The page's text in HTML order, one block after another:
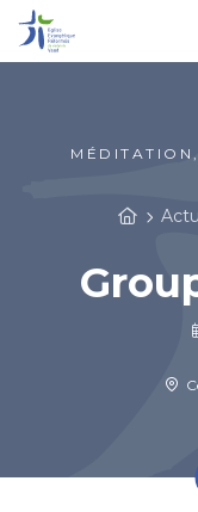
Panneau de gestion